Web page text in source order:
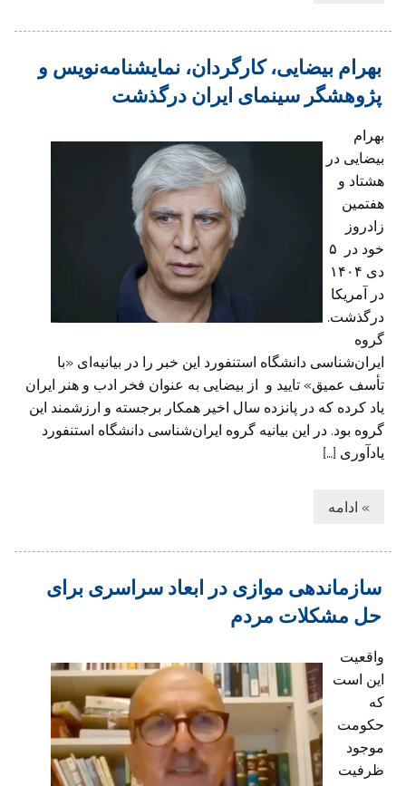
بهرام بیضایی، کارگردان، نمایشنامه‌نویس و
پژوهشگر سینمای ایران درگذشت
بهرام
بیضایی در
هشتاد و
هفتمین
زادروز
خود در ۵
دی ۱۴۰۴
در آمریکا
درگذشت.
گروه
ایران‌شناسی دانشگاه استنفورد این خبر را در بیانیه‌ای «با
تأسف عمیق» تایید و از بیضایی به عنوان فخر ادب و هنر ایران
یاد کرده که در پانزده سال اخیر همکار برجسته و ارزشمند این
گروه بود. در این بیانیه گروه ایران‌شناسی دانشگاه استنفورد
یادآوری […]
» ادامه
سازماندهی موازی در ابعاد سراسری برای
حل مشکلات مردم
واقعیت
این است
که
حکومت
موجود
ظرفیت